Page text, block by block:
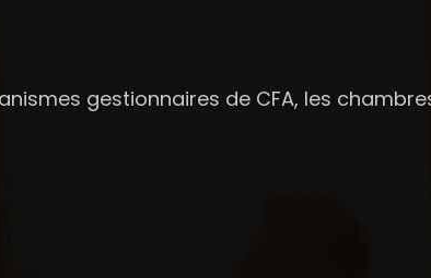
gestionnaires de CFA, les